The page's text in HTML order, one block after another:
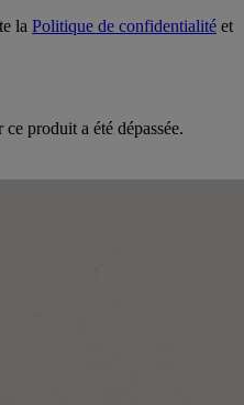
la Politique de confidentialité et
produit a été dépassée.